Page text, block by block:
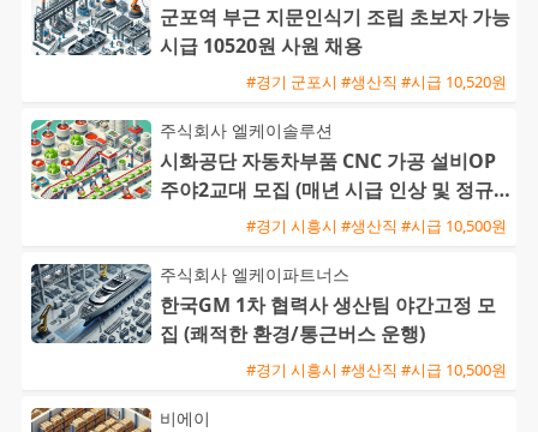
군포역 부근 지문인식기 조립 초보자 가능
시급 10520원 사원 채용
#경기 군포시 #생산직 #시급 10,520원
주식회사 엘케이솔루션
시화공단 자동차부품 CNC 가공 설비OP
주야2교대 모집 (매년 시급 인상 및 정규
직 전환 가능)#경기 시흥시 #생산직 #시급 10,500원
주식회사 엘케이파트너스
한국GM 1차 협력사 생산팀 야간고정 모
집 (쾌적한 환경/통근버스 운행)
#경기 시흥시 #생산직 #시급 10,500원
비에이